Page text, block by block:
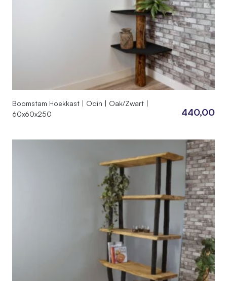
Boomstam Hoekkast | Odin | Oak/Zwart |
60x60x250
440,00